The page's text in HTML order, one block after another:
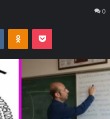
0
VKontakteOdnoklassniki
Pocket